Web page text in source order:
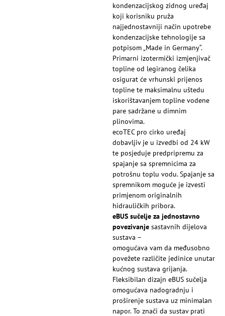
kondenzacijskog zidnog uređaj
koji korisniku pruža
najjednostavniji način upotrebe
kondenzacijske tehnologije sa
potpisom „Made in Germany“.
Primarni izotermički izmjenjivač
topline od legiranog čelika
osigurat će vrhunski prijenos
topline te maksimalnu uštedu
iskorištavanjem topline vodene
pare sadržane u dimnim
plinovima.
ecoTEC pro cirko uređaj
dobavljiv je u izvedbi od 24 kW
te posjeduje predpripremu za
spajanje sa spremnicima za
potrošnu toplu vodu. Spajanje sa
spremnikom moguće je izvesti
primjenom originalnih
hidrauličkih pribora.
eBUS sučelje za jednostavno
povezivanje sastavnih dijelova
sustava –
omogućava vam da međusobno
povežete različite jedinice unutar
kućnog sustava grijanja.
Fleksibilan dizajn eBUS sučelja
omogućava nadogradnju i
proširenje sustava uz minimalan
napor. To znači da sustav prati